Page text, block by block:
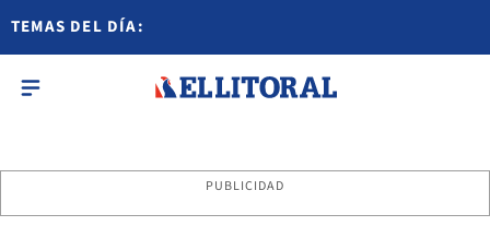
TEMAS DEL DÍA:
PUBLICIDAD